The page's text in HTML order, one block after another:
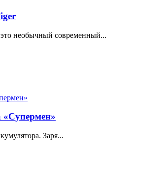
необычный современный...
«Супермен»
Заря...